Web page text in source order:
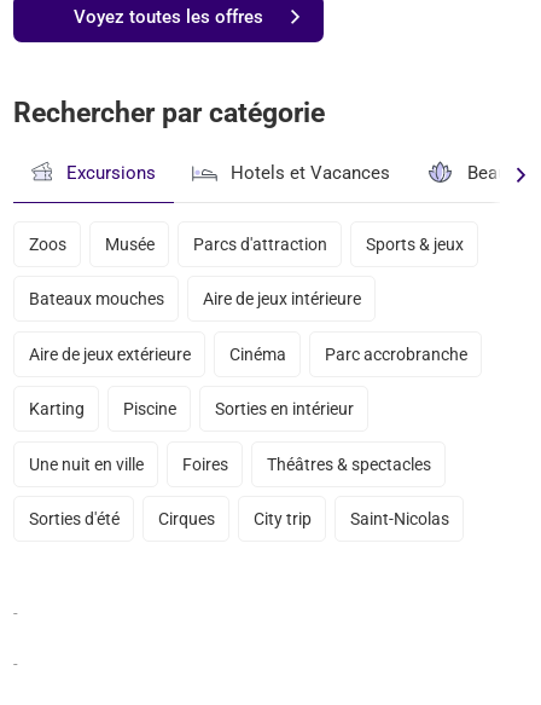
Voyez toutes les offres
Rechercher par catégorie
Excursions Hotels et Vacances Beauté
Zoos Musée Parcs d'attraction Sports & jeux
Bateaux mouches Aire de jeux intérieure
Aire de jeux extérieure Cinéma Parc accrobranche
Karting Piscine Sorties en intérieur
Une nuit en ville Foires Théâtres & spectacles
Sorties d'été Cirques City trip Saint-Nicolas
-
-